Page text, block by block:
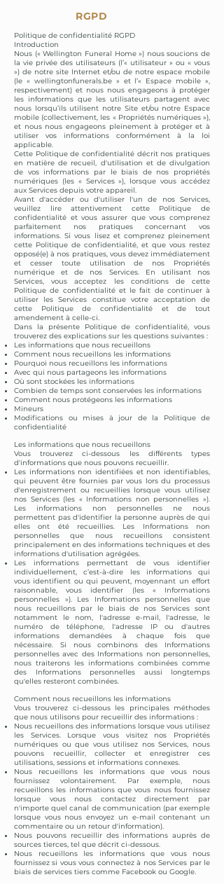
RGPD
Politique de confidentialité RGPD
Introduction
Nous (« Wellington Funeral Home ») nous soucions de
la vie privée des utilisateurs (l’« utilisateur » ou « vous
») de notre site Internet et/ou de notre espace mobile
(le « wellingtonfunerals.be » et l’« Espace mobile »,
respectivement) et nous nous engageons à protéger
les informations que les utilisateurs partagent avec
nous lorsqu’ils utilisent notre Site et/ou notre Espace
mobile (collectivement, les « Propriétés numériques »),
et nous nous engageons pleinement à protéger et à
utiliser vos informations conformément à la loi
applicable.
Cette Politique de confidentialité décrit nos pratiques
en matière de recueil, d'utilisation et de divulgation
de vos informations par le biais de nos propriétés
numériques (les « Services »), lorsque vous accédez
aux Services depuis votre appareil.
Avant d'accéder ou d'utiliser l'un de nos Services,
veuillez lire attentivement cette Politique de
confidentialité et vous assurer que vous comprenez
parfaitement nos pratiques concernant vos
informations. Si vous lisez et comprenez pleinement
cette Politique de confidentialité, et que vous restez
opposé(e) à nos pratiques, vous devez immédiatement
et cesser toute utilisation de nos Propriétés
numérique et de nos Services. En utilisant nos
Services, vous acceptez les conditions de cette
Politique de confidentialité et le fait de continuer à
utiliser les Services constitue votre acceptation de
cette Politique de confidentialité et de tout
amendement à celle-ci.
Dans la présente Politique de confidentialité, vous
trouverez des explications sur les questions suivantes :
Les informations que nous recueillons
Comment nous recueillons les informations
Pourquoi nous recueillons les informations
Avec qui nous partageons les informations
Où sont stockées les informations
Combien de temps sont conservées les informations
Comment nous protégeons les informations
Mineurs
Modifications ou mises à jour de la Politique de
confidentialité
Les informations que nous recueillons
Vous trouverez ci-dessous les différents types
d'informations que nous pouvons recueillir.
Les informations non identifiées et non identifiables,
qui peuvent être fournies par vous lors du processus
d'enregistrement ou recueillies lorsque vous utilisez
nos Services (les « Informations non personnelles »).
Les informations non personnelles ne nous
permettent pas d'identifier la personne auprès de qui
elles ont été recueillies. Les Informations non
personnelles que nous recueillons consistent
principalement en des informations techniques et des
informations d'utilisation agrégées.
Les informations permettant de vous identifier
individuellement, c’est-à-dire les informations qui
vous identifient ou qui peuvent, moyennant un effort
raisonnable, vous identifier (les « Informations
personnelles »). Les Informations personnelles que
nous recueillons par le biais de nos Services sont
notamment le nom, l'adresse e-mail, l'adresse, le
numéro de téléphone, l'adresse IP ou d'autres
informations demandées à chaque fois que
nécessaire. Si nous combinons des Informations
personnelles avec des Informations non personnelles,
nous traiterons les informations combinées comme
des Informations personnelles aussi longtemps
qu'elles resteront combinées.
Comment nous recueillons les informations
Vous trouverez ci-dessous les principales méthodes
que nous utilisons pour recueillir des informations :
Nous recueillons des informations lorsque vous utilisez
les Services. Lorsque vous visitez nos Propriétés
numériques ou que vous utilisez nos Services, nous
pouvons recueillir, collecter et enregistrer ces
utilisations, sessions et informations connexes.
Nous recueillons les informations que vous nous
fournissez volontairement. Par exemple, nous
recueillons les informations que vous nous fournissez
lorsque vous nous contactez directement par
n'importe quel canal de communication (par exemple
lorsque vous nous envoyez un e-mail contenant un
commentaire ou un retour d'information).
Nous pouvons recueillir des informations auprès de
sources tierces, tel que décrit ci-dessous.
Nous recueillons les informations que vous nous
fournissez si vous vous connectez à nos Services par le
biais de services tiers comme Facebook ou Google.